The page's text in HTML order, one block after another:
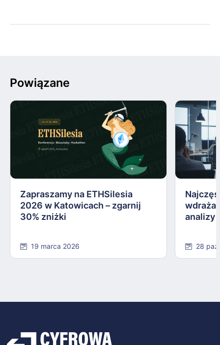
Powiązane
Zapraszamy na ETHSilesia
2026 w Katowicach – zgarnij
30% zniżki
19 marca 2026
analizy
28